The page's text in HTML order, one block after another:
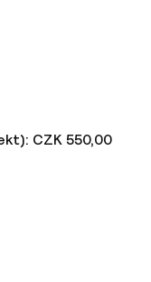
kinderen
CZK 550,00